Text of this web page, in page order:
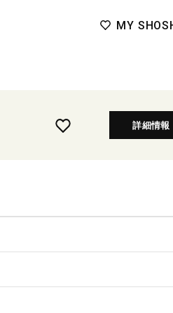
MY
詳細情報